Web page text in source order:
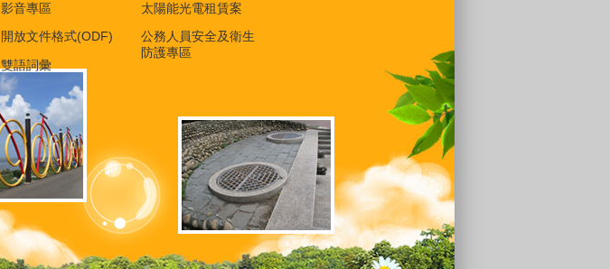
影音專區
開放文件格式(ODF)
雙語詞彙
太陽能光電租賃案
公務人員安全及衛生
防護專區